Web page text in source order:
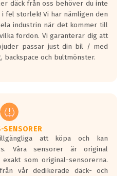
det finnas
vågar. Hög
vågor
om det är
år 2016.
är redan
regelverk.
kommer vara
det
2016.
däck från oss behöver du inte
fel storlek! Vi har nämligen den
industrin när det kommer till
fordon. Vi garanterar dig att
passar just din bil / med
och bultmönster.
SENSORER
att köpa och kan
Våra sensorer är original
som original-sensorerna.
vår dedikerade däck- och